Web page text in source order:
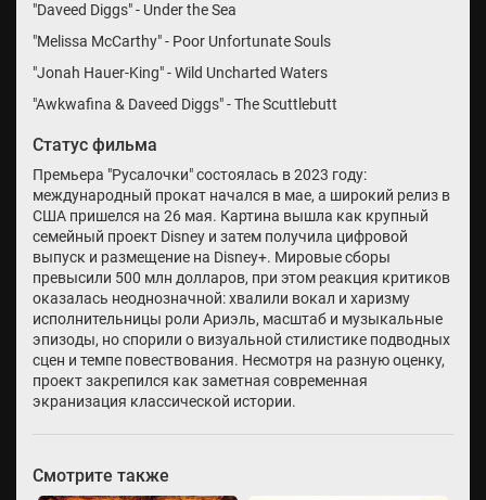
"Daveed Diggs" - Under the Sea
"Melissa McCarthy" - Poor Unfortunate Souls
"Jonah Hauer-King" - Wild Uncharted Waters
"Awkwafina & Daveed Diggs" - The Scuttlebutt
Статус фильма
Премьера "Русалочки" состоялась в 2023 году:
международный прокат начался в мае, а широкий релиз в
США пришелся на 26 мая. Картина вышла как крупный
семейный проект Disney и затем получила цифровой
выпуск и размещение на Disney+. Мировые сборы
превысили 500 млн долларов, при этом реакция критиков
оказалась неоднозначной: хвалили вокал и харизму
исполнительницы роли Ариэль, масштаб и музыкальные
эпизоды, но спорили о визуальной стилистике подводных
сцен и темпе повествования. Несмотря на разную оценку,
проект закрепился как заметная современная
экранизация классической истории.
Смотрите также